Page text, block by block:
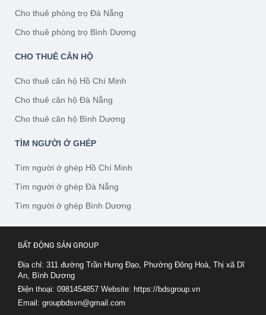
Cho thuê phòng trọ Đà Nẵng
Cho thuê phòng trọ Bình Dương
CHO THUÊ CĂN HỘ
Cho thuê căn hộ Hồ Chí Minh
Cho thuê căn hộ Đà Nẵng
Cho thuê căn hộ Bình Dương
TÌM NGƯỜI Ở GHÉP
Tìm người ở ghép Hồ Chí Minh
Tìm người ở ghép Đà Nẵng
Tìm người ở ghép Bình Dương
BẤT ĐỘNG SẢN GROUP
Địa chỉ: 311 đường Trần Hưng Đạo, Phường Đông Hoà, Thị xã Dĩ
An, Bình Dương
Điện thoại: 0981454857 Website: https://bdsgroup.vn
Email: groupbdsvn@gmail.com